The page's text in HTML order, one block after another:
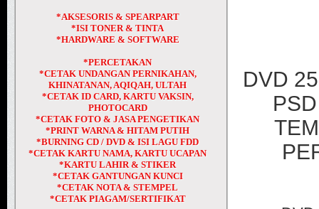
DVD
*AKSESORIS & SPEARPART
*ISI TONER & TINTA
*HARDWARE & SOFTWARE
*PERCETAKAN
*CETAK UNDANGAN PERNIKAHAN,
KHINATANAN, AQIQAH, ULTAH
*CETAK ID CARD, KARTU VAKSIN,
PHOTOCARD
*CETAK FOTO & JASA PENGETIKAN
*PRINT WARNA & HITAM PUTIH
*BURNING CD / DVD & ISI LAGU FDD
*CETAK KARTU NAMA, KARTU UCAPAN
*KARTU LAHIR & STIKER
*CETAK GANTUNGAN KUNCI
*CETAK NOTA & STEMPEL
*CETAK PIAGAM/SERTIFIKAT